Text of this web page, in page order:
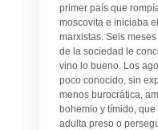
primer país que
moscovita e iniciaba
marxistas. Seis
de la sociedad le
vino lo bueno. Los
poco conocido, sin
menos burocrática,
bohemio y tímido,
adulta preso o